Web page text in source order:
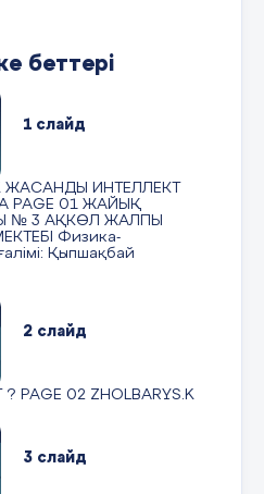
беттері
1 слайд
ЖАСАНДЫ ИНТЕЛЛЕКТ
PAGE 01 ЖАЙЫҚ
№ 3 АҚКӨЛ ЖАЛПЫ
Физика-
Қыпшақбай
2 слайд
02 ZHOLBARYS.K
3 слайд